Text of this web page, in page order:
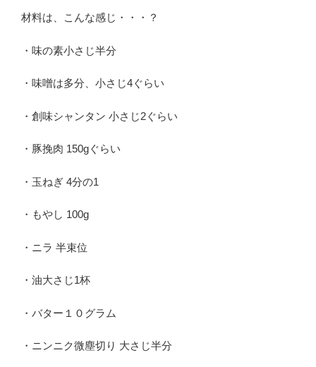
材料は、こんな感じ・・・？
・味の素小さじ半分
・味噌は多分、小さじ4ぐらい
・創味シャンタン 小さじ2ぐらい
・豚挽肉 150gぐらい
・玉ねぎ 4分の1
・もやし 100g
・ニラ 半束位
・油大さじ1杯
・バター１０グラム
・ニンニク微塵切り 大さじ半分